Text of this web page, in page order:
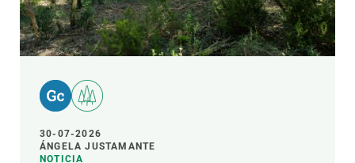
30-07-2026
ÁNGELA JUSTAMANTE
NOTICIA